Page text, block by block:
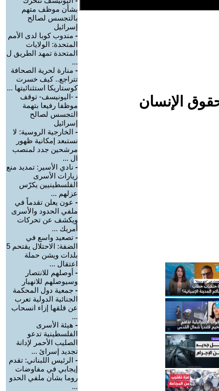
الإنسان
بشأن موظف متهم
بالتجسس لصالح
إسرائيل
- مندوب كوبا لدى الأمم
المتحدة: الولايات
المتحدة تمهد الطريق ل
...
- منارة لحرية الصحافة
تتراجع.. كيف خسرت
كوستاريكا استثنائيتها ...
- -اليونيسف- توقف
موظفا رفيعا بتهمة
التجسس لصالح
إسرائيل
- الخارجية الروسية: لا
نستبعد إمكانية ظهور
مرشحين جدد لمنصب
ال ...
- نادي الأسير: تمديد منع
زيارات الأسرى
الفلسطينيين يكرّس
عزلهم ...
- عون يعلن تقدماً في
ملفي الحدود والأسرى
ويكشف عن تحركات
أمريك ...
- تصعيد واسع في
الضفة: الاحتلال يقتحم 5
بلدات ويشن حملة
اعتقال ...
- أوصلهم للانتصار
وسيوصلهم للانهيار
- جمعية دول المحكمة
الجنائية الدولية تعرب
عن قلقها إزاء انسحاب
...
- هيئة الأسرى
الفلسطينية تدعو
الصليب الأحمر لإدانة
تجديد إسرائ ...
- الرئيس اللبناني: تقدم
إيجابي في مفاوضات
روما بشأن ملفي الحدو
...